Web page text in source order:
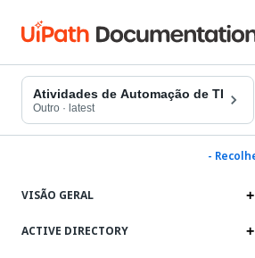
Atividades de Automação de TI
Outro · latest
-
VISÃO GERAL
ACTIVE DIRECTORY